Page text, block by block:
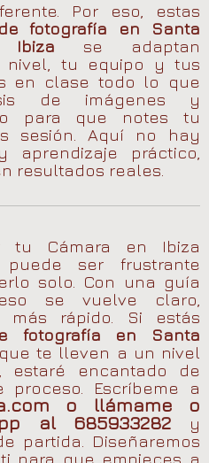
Por eso, estas
fotografía en Santa
se adaptan
nivel, tu equipo y tus
en clase todo lo que
de imágenes y
para que notes tu
sesión. Aquí no hay
aprendizaje práctico,
resultados reales.
tu Cámara en Ibiza
puede ser frustrante
solo. Con una guía
se vuelve claro,
rápido. Si estás
fotografía en Santa
que te lleven a un nivel
estaré encantado de
proceso. Escríbeme a
o llámame o
al 685933282 y
partida. Diseñaremos
para que empieces a